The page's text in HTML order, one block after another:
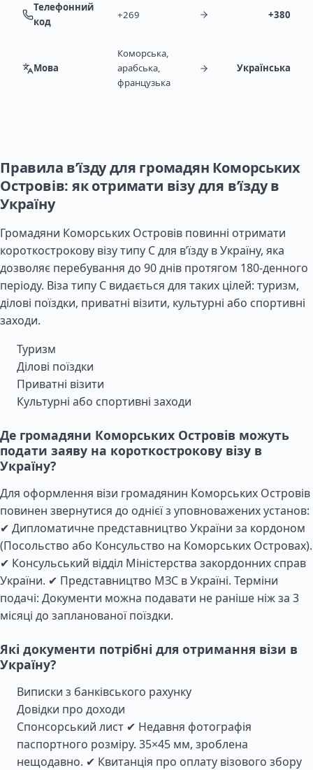
Телефонний
код
+269 +380
Мова
Коморська,
арабська,
французька
Українська
Правила в’їзду для громадян Коморських
Островів: як отримати візу для в’їзду в
Україну
Громадяни Коморських Островів повинні отримати
короткострокову візу типу C для в’їзду в Україну, яка
дозволяє перебування до 90 днів протягом 180-денного
періоду. Віза типу C видається для таких цілей: туризм,
ділові поїздки, приватні візити, культурні або спортивні
заходи.
Туризм
Ділові поїздки
Приватні візити
Культурні або спортивні заходи
Де громадяни Коморських Островів можуть
подати заяву на короткострокову візу в
Україну?
Для оформлення візи громадянин Коморських Островів
повинен звернутися до однієї з уповноважених установ:
✔ Дипломатичне представництво України за кордоном
(Посольство або Консульство на Коморських Островах).
✔ Консульський відділ Міністерства закордонних справ
України. ✔ Представництво МЗС в Україні. Терміни
подачі: Документи можна подавати не раніше ніж за 3
місяці до запланованої поїздки.
Які документи потрібні для отримання візи в
Україну?
Виписки з банківського рахунку
Довідки про доходи
Спонсорський лист ✔ Недавня фотографія
паспортного розміру. 35×45 мм, зроблена
нещодавно. ✔ Квитанція про оплату візового збору